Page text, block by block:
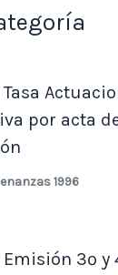
Tasa
por acta
1996
Emisión 3º y